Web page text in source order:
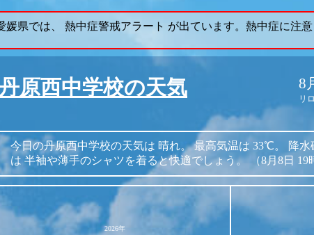
媛県では、 熱中症警戒アラート が出ています。熱中症に注意
丹原西中学校の天気 8
リ
今日の丹原西中学校の天気は 晴れ。 最高気温は 33℃。 降水
は 半袖や薄手のシャツを着ると快適でしょう。 （8月8日 19
2026年